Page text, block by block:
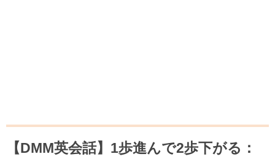
【DMM英会話】1歩進んで2歩下がる：